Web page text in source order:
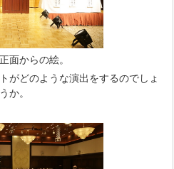
面からの絵。
がどのような演出をするのでしょ
うか。